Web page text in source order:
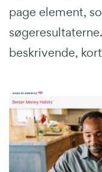
page element,
beskrivende,